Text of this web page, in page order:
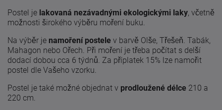
Postel je lakovaná nezávadnými ekologickými laky, včetně
možnosti širokého výběru moření buku.
Na výběr je namoření postele v barvě Olše, Třešeň. Tabák,
Mahagon nebo Ořech. Při moření je třeba počítat s delší
dodací dobou cca 6 týdnů. Za příplatek 15% lze namořit
postel dle Vašeho vzorku.
Postel je také možné objednat v prodloužené délce 210 a
220 cm.